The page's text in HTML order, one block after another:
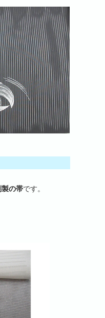
の帯です。